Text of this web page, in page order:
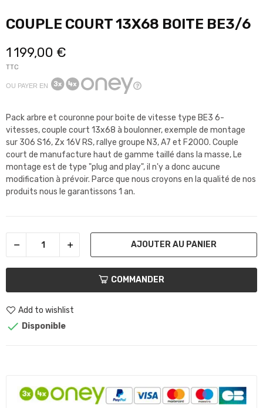
COUPLE COURT 13X68 BOITE BE3/6
1 199,00 €
TTC
OU PAYER EN
Pack arbre et couronne pour boite de vitesse type BE3 6-
vitesses, couple court 13x68 à boulonner, exemple de montage
sur 306 S16, Zx 16V RS, rallye groupe N3, A7 et F2000. Couple
court de manufacture haut de gamme taillé dans la masse, Le
montage est de type "plug and play", il n'y a donc aucune
modification à prévoir. Parce que nous croyons en la qualité de nos
produits nous le garantissons 1 an.
AJOUTER AU PANIER
COMMANDER
Add to wishlist
 Disponible